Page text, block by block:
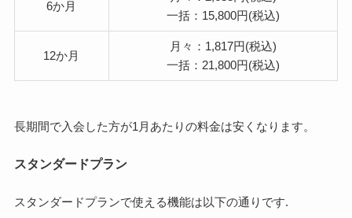
6か月
一括：15,800円(税込)
12か月
月々：1,817円(税込)
一括：21,800円(税込)
長期間で入会した方が1月あたりの料金は安くなります。
スタンダードプラン
スタンダードプランで使える機能は以下の通りです.